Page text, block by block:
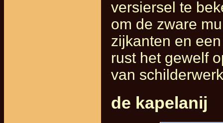
versiersel te
om de zware
zijkanten en
rust het gewelf
van
de kapelanij